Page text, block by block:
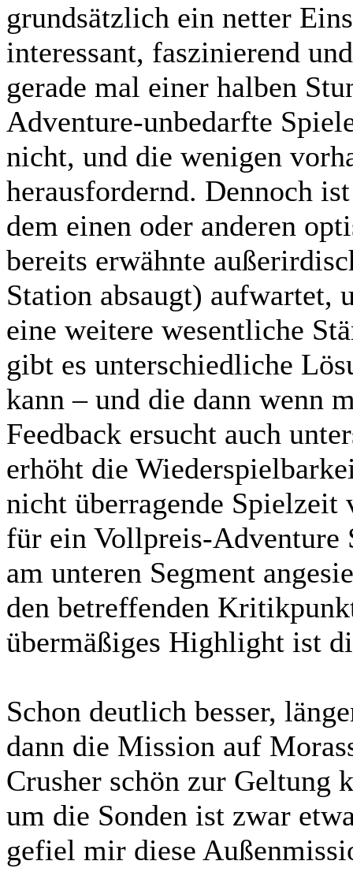
grundsätzlich ein netter
interessant, faszinierend
gerade mal einer halben
Adventure-unbedarfte
nicht, und die wenigen
herausfordernd. Dennoch
dem einen oder anderen
bereits erwähnte
Station absaugt) aufwartet,
eine weitere wesentliche
gibt es unterschiedliche
kann – und die dann wenn
Feedback ersucht auch
erhöht die
nicht überragende Spielzeit
für ein Vollpreis-Adventure
am unteren Segment
den betreffenden
übermäßiges Highlight ist
Schon deutlich besser,
dann die Mission auf
Crusher schön zur Geltung
um die Sonden ist zwar
gefiel mir diese